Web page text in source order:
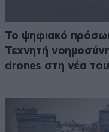
Το ψηφιακό
Τεχνητή
drones στη νέα